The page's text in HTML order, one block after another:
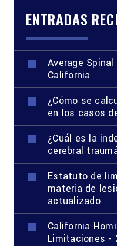
ENTRADAS
Average
California
¿Cómo se
en los casos
¿Cuál es la
cerebral
Estatuto de
materia de
actualizado
California
Limitaciones -